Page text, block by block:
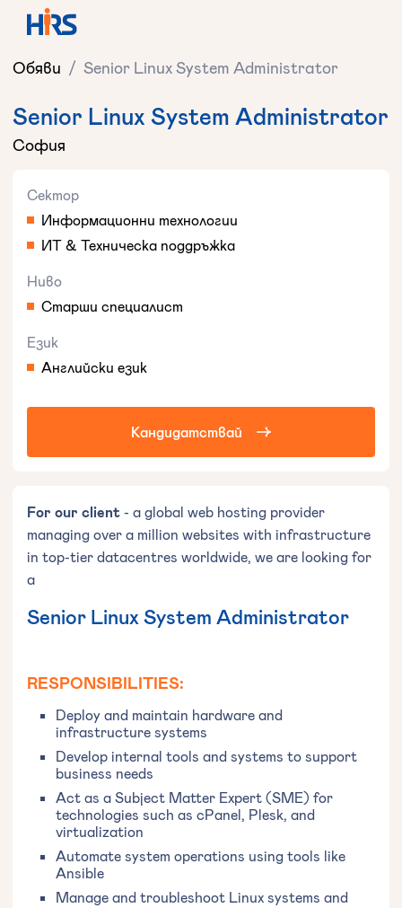
Обяви / Senior Linux System Administrator
Senior Linux System Administrator
София
Сектор
Информационни технологии
ИТ & Техническа поддръжка
Ниво
Старши специалист
Език
Английски език
Кандидатствай
For our client - a global web hosting provider
managing over a million websites with infrastructure
in top-tier datacentres worldwide, we are looking for
a
Senior Linux System Administrator
RESPONSIBILITIES:
Deploy and maintain hardware and
infrastructure systems
Develop internal tools and systems to support
business needs
Act as a Subject Matter Expert (SME) for
technologies such as cPanel, Plesk, and
virtualization
Automate system operations using tools like
Ansible
Manage and troubleshoot Linux systems and